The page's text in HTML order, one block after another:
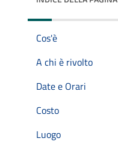
Cos'è
A chi è rivolto
Date e Orari
Costo
Luogo